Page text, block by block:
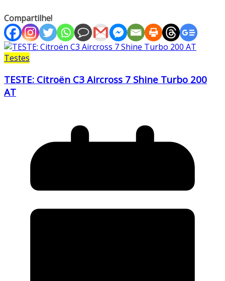
Compartilhe!
Testes
TESTE: Citroën C3 Aircross 7 Shine Turbo 200
AT